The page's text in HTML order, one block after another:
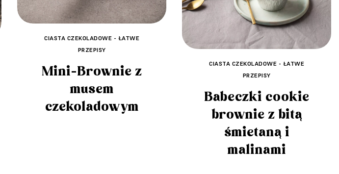
CIASTA CZEKOLADOWE - ŁATWE
PRZEPISY
Mini-Brownie z
musem
czekoladowym
CIASTA CZEKOLADOWE - ŁATWE
PRZEPISY
Babeczki cookie
brownie z bitą
śmietaną i
malinami